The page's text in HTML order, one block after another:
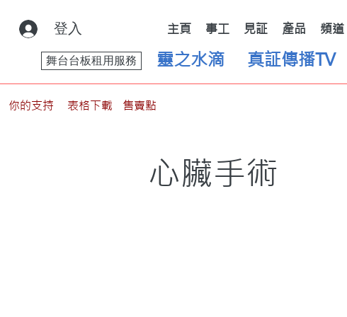
登入 主頁 事工 見証 產品 頻道
靈之水滴
舞台台板租用服務 真証傳播TV
你的支持 表格下載 售賣點
心臟手術